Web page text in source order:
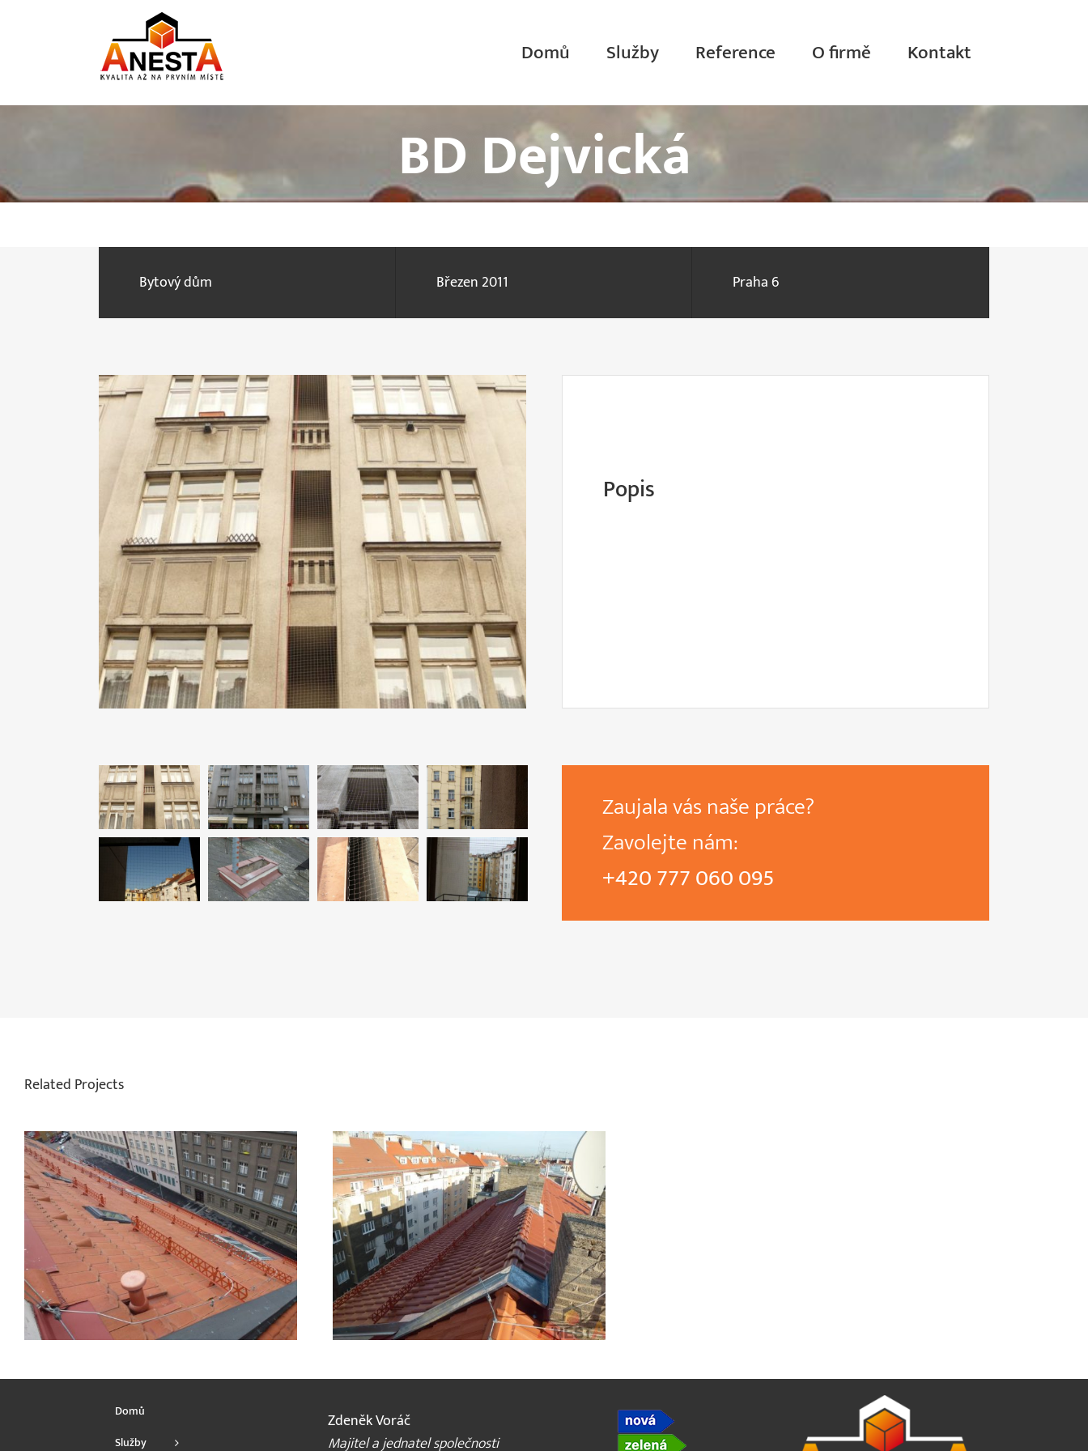
Domů Služby Reference O firmě Kontakt
BD Dejvická
Bytový dům Březen 2011 Praha 6
Popis
Zaujala vás naše práce?
Zavolejte nám:
+420 777 060 095
Related Projects
Domů
Služby
Zdeněk Voráč
Majitel a jednatel společnosti